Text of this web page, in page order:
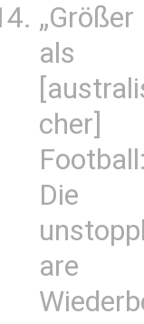
„Größer
als
cher]
Football:
Die
are